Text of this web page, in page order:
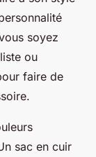
soyez
ou
faire de
sac en cuir